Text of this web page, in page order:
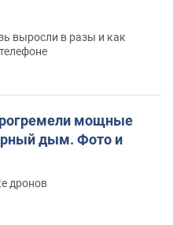
выросли в разы и как
мощные
дым. Фото и
дронов